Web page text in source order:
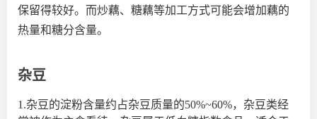
保留得较好。而炒藕、糖藕等加工方式可能会增加藕的
热量和糖分含量。
杂豆
1.杂豆的淀粉含量约占杂豆质量的50%~60%，杂豆类经